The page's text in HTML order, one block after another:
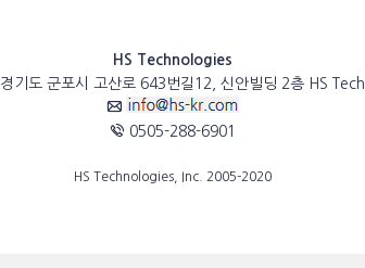
HS Technologies
경기도 군포시 고산로 643번길12, 신안빌딩 2층 HS Tech
0505-288-6901
HS Technologies, Inc. 2005-2020